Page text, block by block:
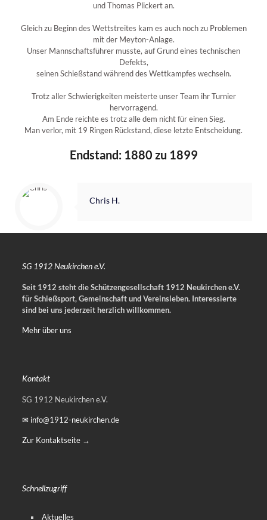
und Thomas Plickert an.
Gleich zu Beginn des Wettstreites kam es auch noch zu Problemen
mit der Meyton-Anlage.
Unser Mannschaftsführer musste, auf Grund eines technischen
Defekts,
seinen Schießstand während des Wettkampfes wechseln.
Trotz aller Schwierigkeiten meisterte unser Team ihr Turnier
hervorragend.
Am Ende reichte es trotz alle dem nicht für einen Sieg.
Man verlor, mit 19 Ringen Rückstand, diese letzte Entscheidung.
Endstand: 1880 zu 1899
Chris H.
SG 1912 Neukirchen e.V.
Seit 1912 steht die Schützengesellschaft 1912 Neukirchen e.V.
für Schießsport, Gemeinschaft und Vereinsleben. Interessierte
sind bei uns jederzeit herzlich willkommen.
Mehr über uns
Kontakt
SG 1912 Neukirchen e.V.
✉ info@1912-neukirchen.de
Zur Kontaktseite →
Schnellzugriff
Aktuelles